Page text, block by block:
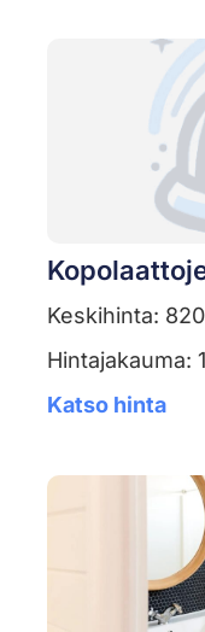
Keskihinta:
Hintajakauma:
Katso hinta